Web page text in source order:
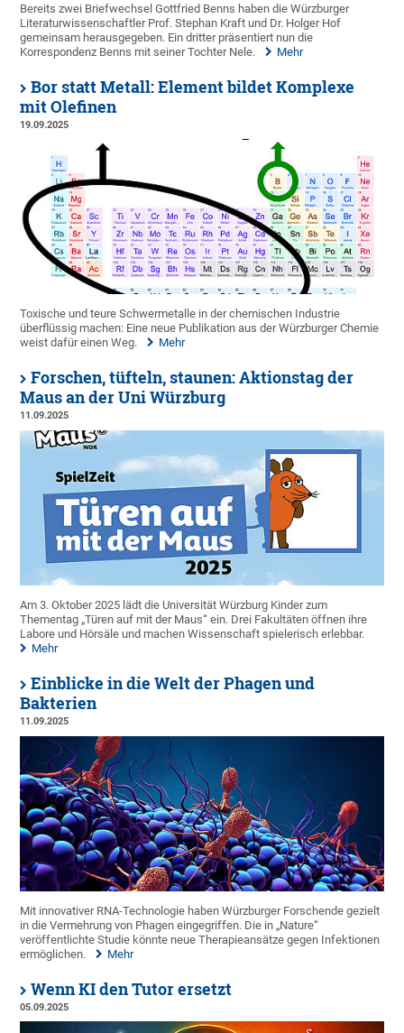
Bereits zwei Briefwechsel Gottfried Benns haben die Würzburger
Literaturwissenschaftler Prof. Stephan Kraft und Dr. Holger Hof
gemeinsam herausgegeben. Ein dritter präsentiert nun die
Korrespondenz Benns mit seiner Tochter Nele.
Mehr
Bor statt Metall: Element bildet Komplexe
mit Olefinen
19.09.2025
Toxische und teure Schwermetalle in der chemischen Industrie
überflüssig machen: Eine neue Publikation aus der Würzburger Chemie
weist dafür einen Weg.
Mehr
Forschen, tüfteln, staunen: Aktionstag der
Maus an der Uni Würzburg
11.09.2025
Am 3. Oktober 2025 lädt die Universität Würzburg Kinder zum
Thementag „Türen auf mit der Maus“ ein. Drei Fakultäten öffnen ihre
Labore und Hörsäle und machen Wissenschaft spielerisch erlebbar.
Mehr
Einblicke in die Welt der Phagen und
Bakterien
11.09.2025
Mit innovativer RNA-Technologie haben Würzburger Forschende gezielt
in die Vermehrung von Phagen eingegriffen. Die in „Nature“
veröffentlichte Studie könnte neue Therapieansätze gegen Infektionen
ermöglichen.
Mehr
Wenn KI den Tutor ersetzt
05.09.2025